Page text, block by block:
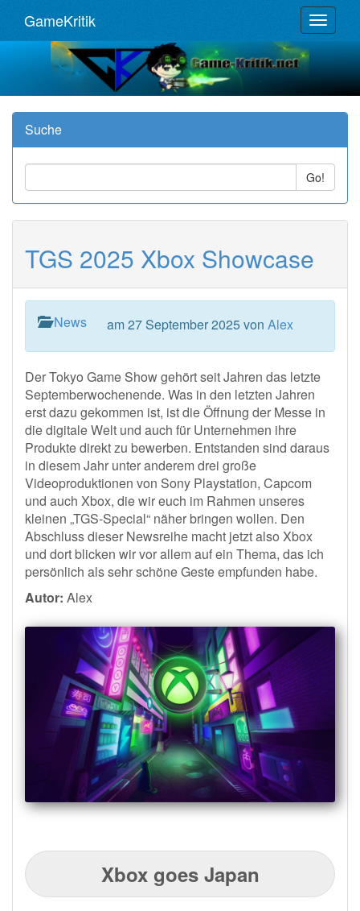
Toggle
GameKritik
Suche
Go!
TGS 2025 Xbox Showcase
News am 27 September 2025 von Alex
Der Tokyo Game Show gehört seit Jahren das letzte
Septemberwochenende. Was in den letzten Jahren
erst dazu gekommen ist, ist die Öffnung der Messe in
die digitale Welt und auch für Unternehmen ihre
Produkte direkt zu bewerben. Entstanden sind daraus
in diesem Jahr unter anderem drei große
Videoproduktionen von Sony Playstation, Capcom
und auch Xbox, die wir euch im Rahmen unseres
kleinen „TGS-Special“ näher bringen wollen. Den
Abschluss dieser Newsreihe macht jetzt also Xbox
und dort blicken wir vor allem auf ein Thema, das ich
persönlich als sehr schöne Geste empfunden habe.
Autor: Alex
Xbox goes Japan